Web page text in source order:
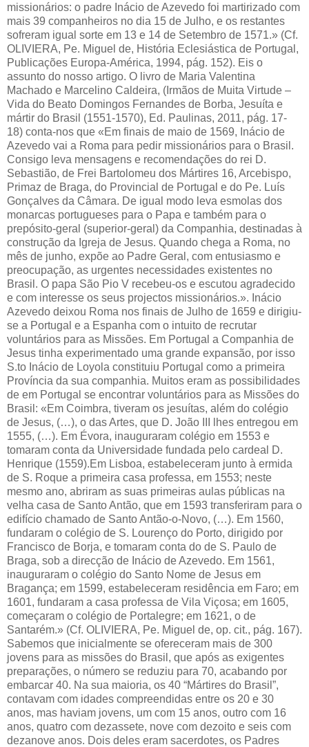
missionários: o padre Inácio de Azevedo foi martirizado com
mais 39 companheiros no dia 15 de Julho, e os restantes
sofreram igual sorte em 13 e 14 de Setembro de 1571.» (Cf.
OLIVIERA, Pe. Miguel de, História Eclesiástica de Portugal,
Publicações Europa-América, 1994, pág. 152). Eis o
assunto do nosso artigo. O livro de Maria Valentina
Machado e Marcelino Caldeira, (Irmãos de Muita Virtude –
Vida do Beato Domingos Fernandes de Borba, Jesuíta e
mártir do Brasil (1551-1570), Ed. Paulinas, 2011, pág. 17-
18) conta-nos que «Em finais de maio de 1569, Inácio de
Azevedo vai a Roma para pedir missionários para o Brasil.
Consigo leva mensagens e recomendações do rei D.
Sebastião, de Frei Bartolomeu dos Mártires 16, Arcebispo,
Primaz de Braga, do Provincial de Portugal e do Pe. Luís
Gonçalves da Câmara. De igual modo leva esmolas dos
monarcas portugueses para o Papa e também para o
prepósito-geral (superior-geral) da Companhia, destinadas à
construção da Igreja de Jesus. Quando chega a Roma, no
mês de junho, expõe ao Padre Geral, com entusiasmo e
preocupação, as urgentes necessidades existentes no
Brasil. O papa São Pio V recebeu-os e escutou agradecido
e com interesse os seus projectos missionários.». Inácio
Azevedo deixou Roma nos finais de Julho de 1659 e dirigiu-
se a Portugal e a Espanha com o intuito de recrutar
voluntários para as Missões. Em Portugal a Companhia de
Jesus tinha experimentado uma grande expansão, por isso
S.to Inácio de Loyola constituiu Portugal como a primeira
Província da sua companhia. Muitos eram as possibilidades
de em Portugal se encontrar voluntários para as Missões do
Brasil: «Em Coimbra, tiveram os jesuítas, além do colégio
de Jesus, (…), o das Artes, que D. João III lhes entregou em
1555, (…). Em Évora, inauguraram colégio em 1553 e
tomaram conta da Universidade fundada pelo cardeal D.
Henrique (1559).Em Lisboa, estabeleceram junto à ermida
de S. Roque a primeira casa professa, em 1553; neste
mesmo ano, abriram as suas primeiras aulas públicas na
velha casa de Santo Antão, que em 1593 transferiram para o
edifício chamado de Santo Antão-o-Novo, (…). Em 1560,
fundaram o colégio de S. Lourenço do Porto, dirigido por
Francisco de Borja, e tomaram conta do de S. Paulo de
Braga, sob a direcção de Inácio de Azevedo. Em 1561,
inauguraram o colégio do Santo Nome de Jesus em
Bragança; em 1599, estabeleceram residência em Faro; em
1601, fundaram a casa professa de Vila Viçosa; em 1605,
começaram o colégio de Portalegre; em 1621, o de
Santarém.» (Cf. OLIVIERA, Pe. Miguel de, op. cit., pág. 167).
Sabemos que inicialmente se ofereceram mais de 300
jovens para as missões do Brasil, que após as exigentes
preparações, o número se reduziu para 70, acabando por
embarcar 40. Na sua maioria, os 40 “Mártires do Brasil”,
contavam com idades compreendidas entre os 20 e 30
anos, mas haviam jovens, um com 15 anos, outro com 16
anos, quatro com dezassete, nove com dezoito e seis com
dezanove anos. Dois deles eram sacerdotes, os Padres